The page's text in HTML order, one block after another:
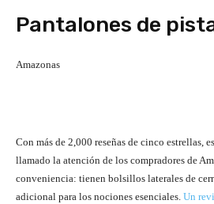
Pantalones de
Amazonas
Con más de 2,000 reseñas de cinco estrellas,
llamado la atención de los compradores de
conveniencia: tienen bolsillos laterales de
adicional para los nociones esenciales. Un